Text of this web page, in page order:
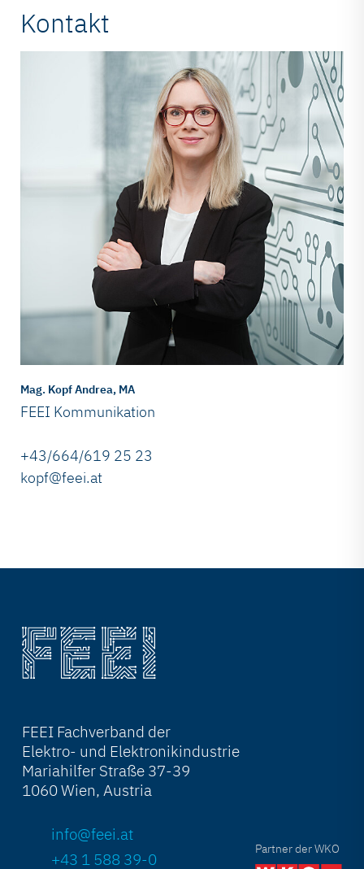
Kontakt
Mag. Kopf Andrea, MA
FEEI Kommunikation
+43/664/619 25 23
kopf@feei.at
FEEI Fachverband der
Elektro- und Elektronikindustrie
Mariahilfer Straße 37-39
1060 Wien, Austria
info@feei.at
+43 1 588 39-0
Partner der WKO